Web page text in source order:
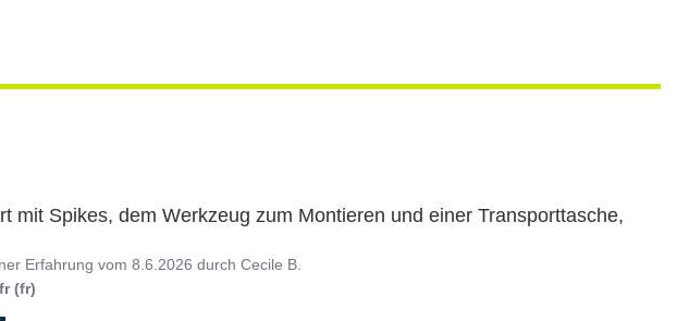
mit Spikes, dem Werkzeug zum Montieren und einer Transporttasche,
Erfahrung vom8.6.2026 durchCecile B.
(fr)